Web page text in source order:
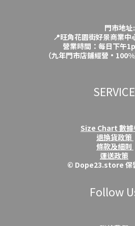
門市地址:
📍旺角花園街好景商業中
營業時間：每日下午
（九年門市店鋪經營·100%
SERVICE
Size Chart 數據
退換貨政策
條款及細則
運送政策
© Dope23.store 保
Follow